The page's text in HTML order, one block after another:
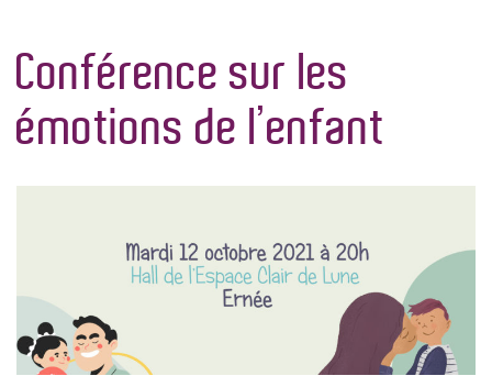
Conférence sur les
émotions de l’enfant